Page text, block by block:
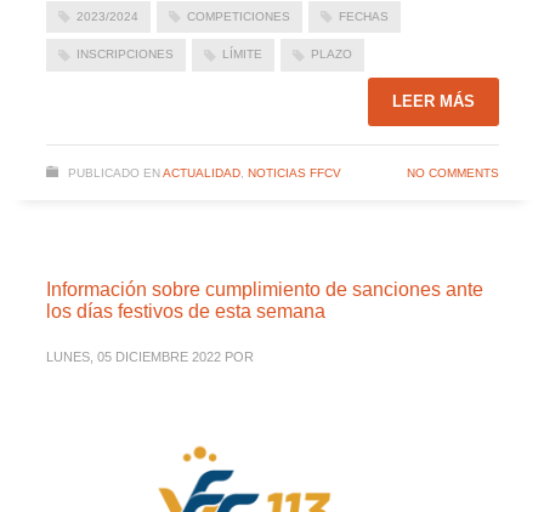
2023/2024 COMPETICIONES FECHAS
INSCRIPCIONES LÍMITE PLAZO
LEER MÁS
PUBLICADO EN ACTUALIDAD, NOTICIAS FFCV NO COMMENTS
Información sobre cumplimiento de sanciones ante
los días festivos de esta semana
LUNES, 05 DICIEMBRE 2022 POR